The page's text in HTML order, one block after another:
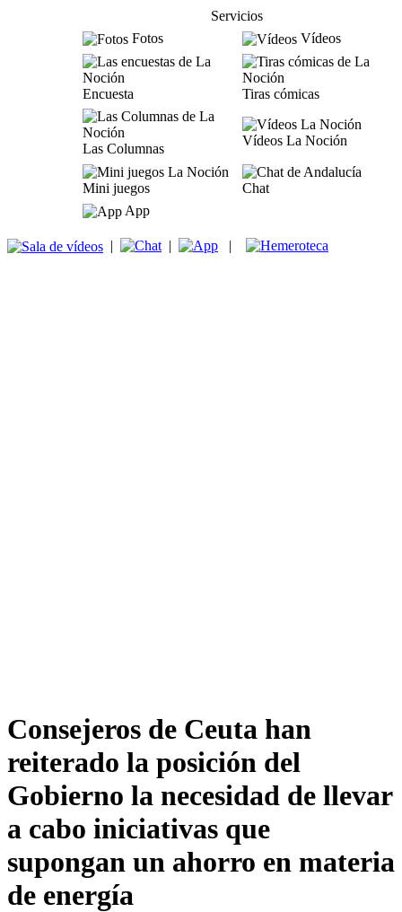
Servicios
Fotos
Vídeos
Encuesta Tiras cómicas
Las Columnas
Vídeos La Noción
Mini juegos
Chat
App
| | |
Consejeros de Ceuta han
reiterado la posición del
Gobierno la necesidad de llevar
a cabo iniciativas que
supongan un ahorro en materia
de energía